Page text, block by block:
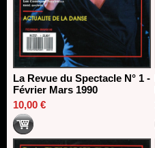
La Revue du Spectacle N° 1 -
Février Mars 1990
10,00 €